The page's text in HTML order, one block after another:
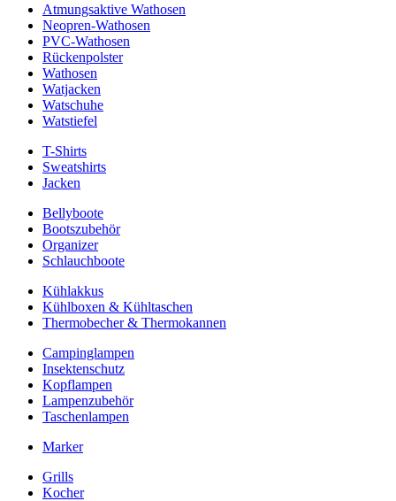
Atmungsaktive Wathosen
Neopren-Wathosen
PVC-Wathosen
Rückenpolster
Wathosen
Watjacken
Watschuhe
Watstiefel
T-Shirts
Sweatshirts
Jacken
Bellyboote
Bootszubehör
Organizer
Schlauchboote
Kühlakkus
Kühlboxen & Kühltaschen
Thermobecher & Thermokannen
Campinglampen
Insektenschutz
Kopflampen
Lampenzubehör
Taschenlampen
Marker
Grills
Kocher